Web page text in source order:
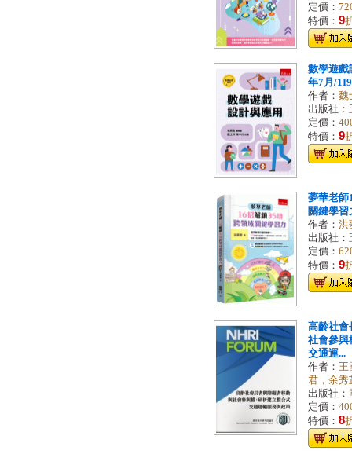
定價：
特價： 9
數學遊戲
年7月/
作者： 魏
出版社：
定價：
特價： 9
夢華老師
關鍵學習
作者： 洪
出版社：
定價：
特價： 9
高齡社會
社會參與
交通運...
作者： 王
君，余秀
出版社：
定價：
特價： 8